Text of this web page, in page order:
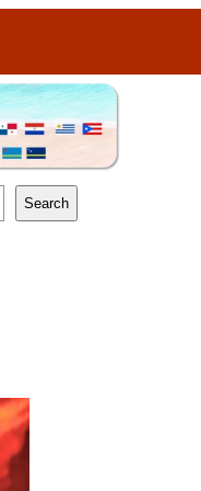
Search